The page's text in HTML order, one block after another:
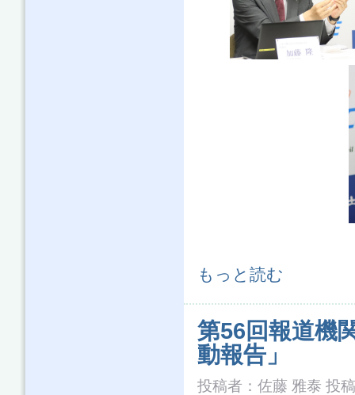
第57回報道機関懇談会（2023年度
もっと読む
第56回報道機
動報告」
投稿者： 佐藤 雅泰 投